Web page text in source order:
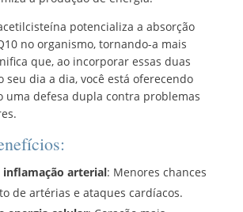
potencializa a absorção
no organismo, tornando-a mais
que, ao incorporar essas duas
seu dia a dia, você está oferecendo
uma defesa dupla contra problemas
inflamação arterial: Menores chances
de artérias e ataques cardíacos.